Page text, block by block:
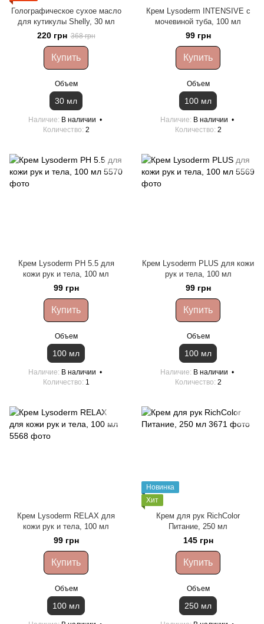
Голографическое сухое масло
для кутикулы Shelly, 30 мл
220 грн 368 грн
Купить
Объем
30 мл
Наличие В наличии
Количество 2
Крем Lysoderm INTENSIVE с
мочевиной туба, 100 мл
99 грн
Купить
Объем
100 мл
Наличие В наличии
Количество 2
Крем Lysoderm PH 5.5 для
кожи рук и тела, 100 мл
99 грн
Купить
Объем
100 мл
Наличие В наличии
Количество 1
Крем Lysoderm PLUS для кожи
рук и тела, 100 мл
99 грн
Купить
Объем
100 мл
Наличие В наличии
Количество 2
Крем Lysoderm RELAX для
кожи рук и тела, 100 мл
99 грн
Купить
Объем
100 мл
Новинка
Хит
Крем для рук RichColor
Питание, 250 мл
145 грн
Купить
Объем
250 мл